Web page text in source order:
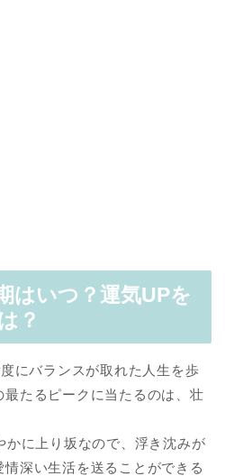
はいつ？運気UPを
？
にバランスが取れた人生を歩
たるピークに当たるのは、壮
かに上り坂なので、浮き沈みが
深い生活を送ることができる